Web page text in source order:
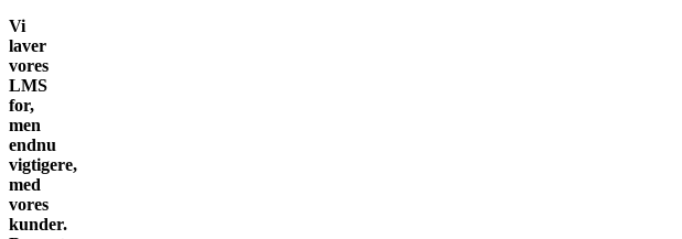
Vi
laver
vores
LMS
for,
men
endnu
vigtigere,
med
vores
kunder.